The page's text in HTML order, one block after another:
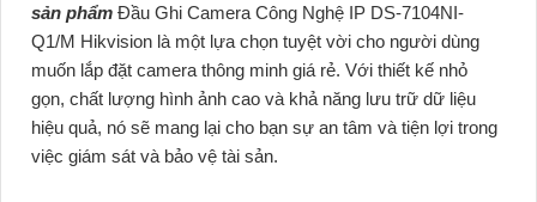
sản phẩm Đầu Ghi Camera Công Nghệ IP DS-7104NI-
Q1/M Hikvision là một lựa chọn tuyệt vời cho người dùng
muốn lắp đặt camera thông minh giá rẻ. Với thiết kế nhỏ
gọn, chất lượng hình ảnh cao và khả năng lưu trữ dữ liệu
hiệu quả, nó sẽ mang lại cho bạn sự an tâm và tiện lợi trong
việc giám sát và bảo vệ tài sản.